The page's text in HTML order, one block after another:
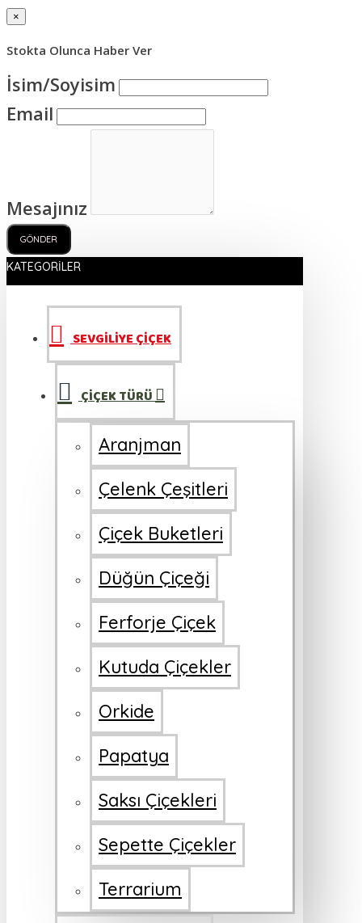
×
Stokta Olunca Haber Ver
İsim/Soyisim
Email
Mesajınız
GÖNDER
KATEGORILER
SEVGİLİYE ÇİÇEK
ÇİÇEK TÜRÜ
Aranjman
Çelenk Çeşitleri
Çiçek Buketleri
Düğün Çiçeği
Ferforje Çiçek
Kutuda Çiçekler
Orkide
Papatya
Saksı Çiçekleri
Sepette Çiçekler
Terrarium